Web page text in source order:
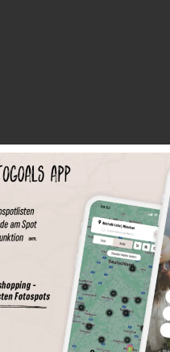
deiner Tasche
Spots speichern
Filterfunktion
einfacher mit unserer
genieße einen größeren